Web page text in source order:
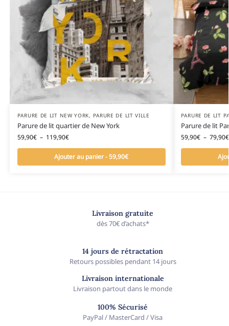
PARURE DE LIT NEW YORK, PARURE DE LIT VILLE
Parure de lit quartier de New York
59,90€ – 119,90€
Ajouter au panier - 59,90€
PARURE DE LIT
Parure de lit
59,90€ – 79,90€
Livraison gratuite
dès 70€ d’achats*
14 jours de rétractation
Retours possibles pendant 14 jours
Livraison internationale
Livraison partout dans le monde
100% Sécurisé
PayPal / MasterCard / Visa